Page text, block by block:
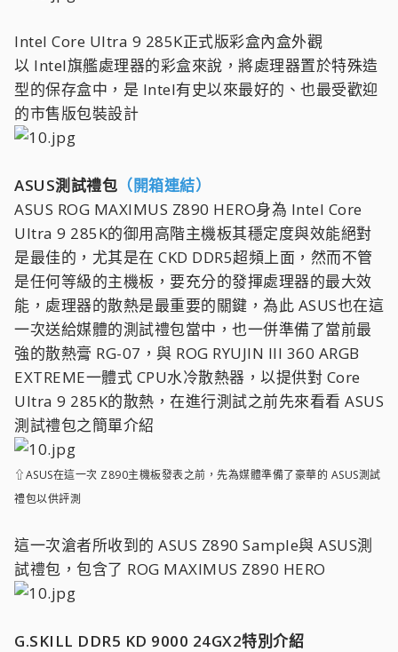
Intel Core Ultra 9 285K正式版彩盒內盒外觀
以 Intel旗艦處理器的彩盒來說，將處理器置於特殊造
型的保存盒中，是 Intel有史以來最好的、也最受歡迎
的市售版包裝設計
ASUS測試禮包 （開箱連結）
ASUS ROG MAXIMUS Z890 HERO身為 Intel Core
Ultra 9 285K的御用高階主機板其穩定度與效能絕對
是最佳的，尤其是在 CKD DDR5超頻上面，然而不管
是任何等級的主機板，要充分的發揮處理器的最大效
能，處理器的散熱是最重要的關鍵，為此 ASUS也在這
一次送給媒體的測試禮包當中，也一併準備了當前最
強的散熱膏 RG-07，與 ROG RYUJIN III 360 ARGB
EXTREME一體式 CPU水冷散熱器，以提供對 Core
Ultra 9 285K的散熱，在進行測試之前先來看看 ASUS
測試禮包之簡單介紹
⇧ASUS在這一次 Z890主機板發表之前，先為媒體準備了豪華的 ASUS測試
禮包以供評測
這一次滄者所收到的 ASUS Z890 Sample與 ASUS測
試禮包，包含了 ROG MAXIMUS Z890 HERO
G.SKILL DDR5 KD 9000 24GX2特別介紹